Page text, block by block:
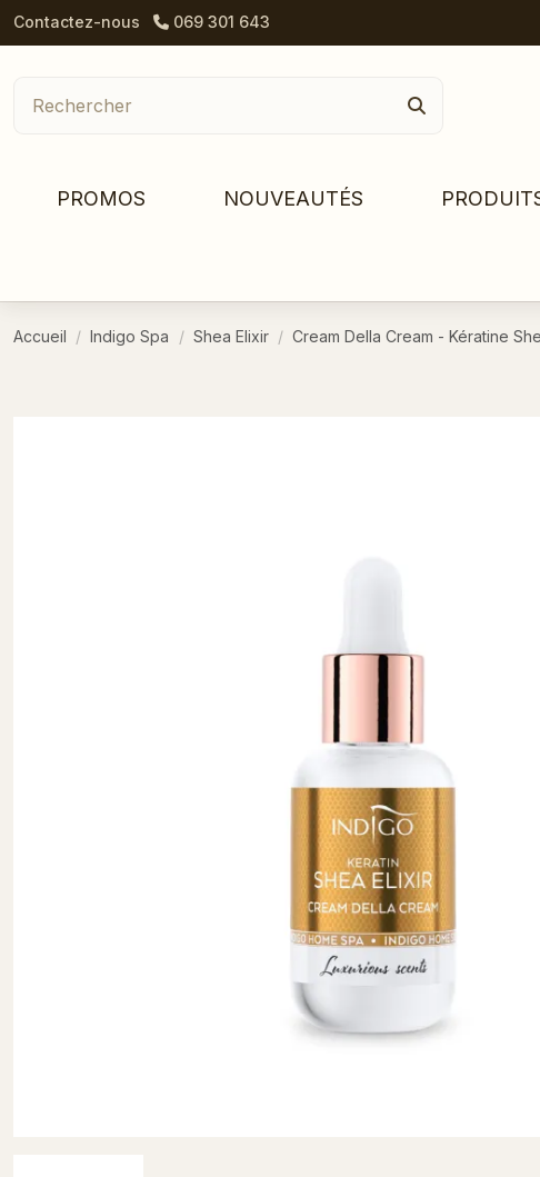
Contactez-nous 069 301 643
PROMOS NOUVEAUTÉS
Accueil Indigo Spa Shea Elixir Cream Della Cream - Kératine